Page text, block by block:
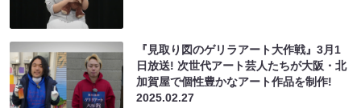
『見取り図のゲリラアート大作戦』3月1
日放送! 次世代アート芸人たちが大阪・北
加賀屋で個性豊かなアート作品を制作!
2025.02.27